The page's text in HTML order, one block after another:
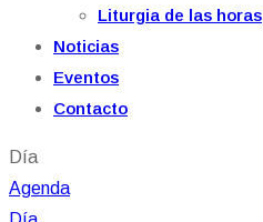
Liturgia de las horas
Noticias
Eventos
Contacto
Día
Agenda